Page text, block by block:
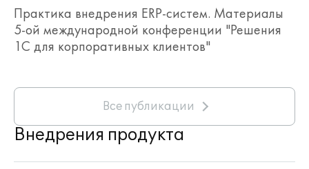
системами, в которых формируется
состав изделия и маршрут его
изготовления, осуществляется
материальное и трудовое
выступать программный продукт
4 (PLM). При этом, входящие в поставку
1С:MES механизмы обмена данными с
Практика внедрения ERP-систем. Материалы
5-ой международной конференции "Решения
1С для корпоративных клиентов"
Все публикации
Внедрения продукта